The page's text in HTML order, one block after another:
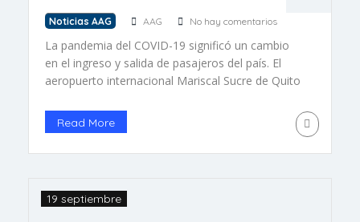
Noticias AAG AAG No hay comentarios
La pandemia del COVID-19 significó un cambio
en el ingreso y salida de pasajeros del país. El
aeropuerto internacional Mariscal Sucre de Quito
Guayaquil en número de pasajeros que llegan o
salen al exterior, lo que cambió a partir del 2020.
Desde ese último año, la terminal internacional
Read More
19 septiembre